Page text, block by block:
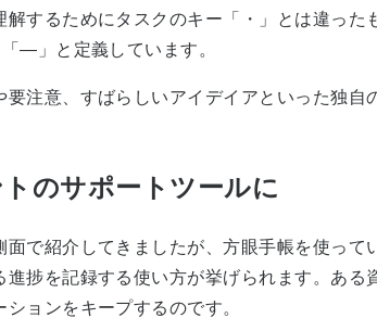
するためにタスクのキー「・」とは違っ
―」と定義しています。
注意、すばらしいアイデイアといった独
のサポートツールに
で紹介してきましたが、方眼手帳を使って
捗を記録する使い方が挙げられます。あ
ョンをキープするのです。